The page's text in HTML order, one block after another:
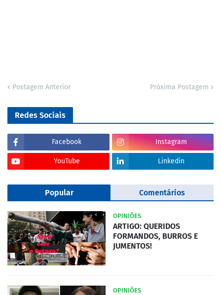
Postagem Anterior Próxima Postagem
Redes Sociais
Facebook Instagram
YouTube Linkedin
Popular Comentários
OPINIÕES
ARTIGO: QUERIDOS
FORMANDOS, BURROS E
JUMENTOS!
OPINIÕES